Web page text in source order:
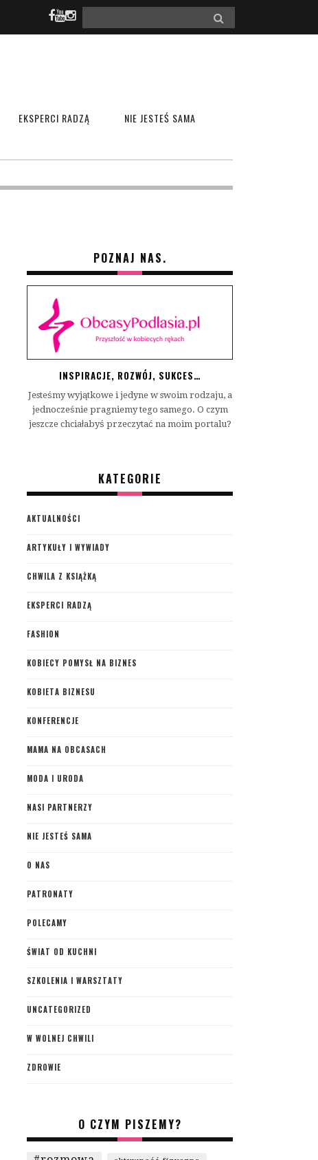
EKSPERCI RADZĄ
NIE JESTEŚ SAMA
POZNAJ NAS.
INSPIRACJE, ROZWÓJ, SUKCES…
Jesteśmy wyjątkowe i jedyne w swoim rodzaju, a
jednocześnie pragniemy tego samego. O czym
jeszcze chciałabyś przeczytać na moim portalu?
KATEGORIE
AKTUALNOŚCI
ARTYKUŁY I WYWIADY
CHWILA Z KSIĄŻKĄ
EKSPERCI RADZĄ
FASHION
KOBIECY POMYSŁ NA BIZNES
KOBIETA BIZNESU
KONFERENCJE
MAMA NA OBCASACH
MODA I URODA
NASI PARTNERZY
NIE JESTEŚ SAMA
O NAS
PATRONATY
POLECAMY
ŚWIAT OD KUCHNI
SZKOLENIA I WARSZTATY
UNCATEGORIZED
W WOLNEJ CHWILI
ZDROWIE
O CZYM PISZEMY?